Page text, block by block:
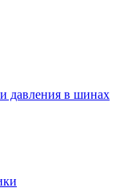
давления в шинах